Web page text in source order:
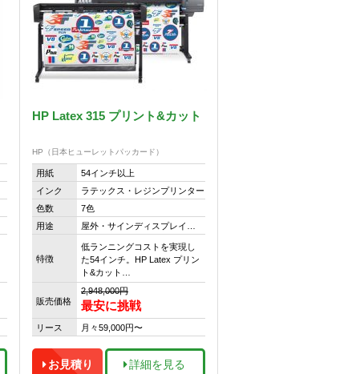
HP Latex 315 プリント&カット
HP（日本ヒューレットパッカード）
用紙
54インチ以上
インク
ラテックス・レジンプリンター
色数
7色
用途
屋外・サインディスプレイ…
特徴
低ランニングコストを実現し
た54インチ。HP Latex プリン
ト&カット…
販売価格
2,948,000円
最安に挑戦
リース 月々59,000円〜
お見積り 詳細を見る